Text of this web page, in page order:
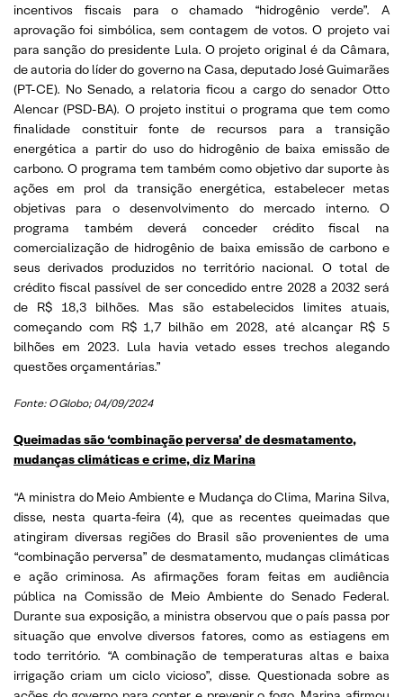
incentivos fiscais para o chamado “hidrogênio verde”. A
aprovação foi simbólica, sem contagem de votos. O projeto vai
para sanção do presidente Lula. O projeto original é da Câmara,
de autoria do líder do governo na Casa, deputado José Guimarães
(PT-CE). No Senado, a relatoria ficou a cargo do senador Otto
Alencar (PSD-BA). O projeto institui o programa que tem como
finalidade constituir fonte de recursos para a transição
energética a partir do uso do hidrogênio de baixa emissão de
carbono. O programa tem também como objetivo dar suporte às
ações em prol da transição energética, estabelecer metas
objetivas para o desenvolvimento do mercado interno. O
programa também deverá conceder crédito fiscal na
comercialização de hidrogênio de baixa emissão de carbono e
seus derivados produzidos no território nacional. O total de
crédito fiscal passível de ser concedido entre 2028 a 2032 será
de R$ 18,3 bilhões. Mas são estabelecidos limites atuais,
começando com R$ 1,7 bilhão em 2028, até alcançar R$ 5
bilhões em 2023. Lula havia vetado esses trechos alegando
questões orçamentárias.”
Fonte: O Globo; 04/09/2024
Queimadas são ‘combinação perversa’ de desmatamento,
mudanças climáticas e crime, diz Marina
“A ministra do Meio Ambiente e Mudança do Clima, Marina Silva,
disse, nesta quarta-feira (4), que as recentes queimadas que
atingiram diversas regiões do Brasil são provenientes de uma
“combinação perversa” de desmatamento, mudanças climáticas
e ação criminosa. As afirmações foram feitas em audiência
pública na Comissão de Meio Ambiente do Senado Federal.
Durante sua exposição, a ministra observou que o país passa por
situação que envolve diversos fatores, como as estiagens em
todo território. “A combinação de temperaturas altas e baixa
irrigação criam um ciclo vicioso”, disse. Questionada sobre as